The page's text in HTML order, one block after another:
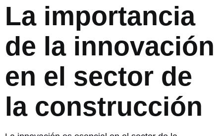
La importancia
de la innovación
en el sector de
la construcción